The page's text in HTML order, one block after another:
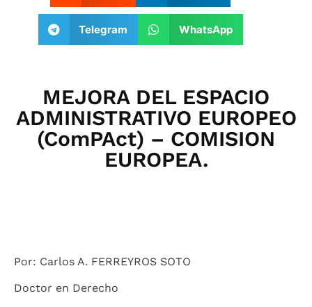
Telegram WhatsApp
MEJORA DEL ESPACIO
ADMINISTRATIVO EUROPEO
(ComPAct) – COMISION
EUROPEA.
Por: Carlos A. FERREYROS SOTO
Doctor en Derecho